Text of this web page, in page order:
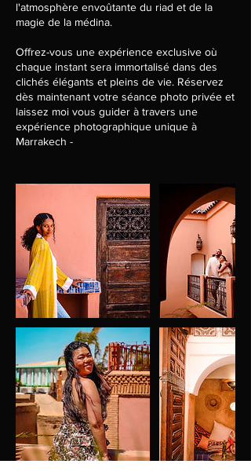
l'atmosphère envoûtante du riad et de la
magie de la médina.
​Offrez-vous une expérience exclusive où
chaque instant sera immortalisé dans des
clichés élégants et pleins de vie. Réservez
dès maintenant votre séance photo privée et
laissez moi vous guider à travers une
expérience photographique unique à
Marrakech -